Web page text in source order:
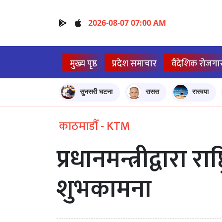
2026-08-07 07:00 AM
मुख्य पृष्ठ प्रदेश समाचार वैदेशिक
सुनसरी घटना रासस रास्वपा
काठमाडौँ - KTM
प्रधानमन्त्रीद्वारा
शुभकामना